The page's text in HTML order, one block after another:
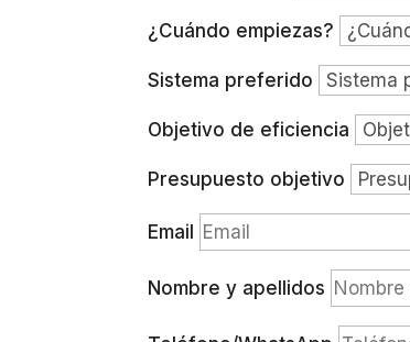
¿Cuándo empiezas?
Sistema preferido
Objetivo de eficiencia
Presupuesto objetivo
Email
Nombre y apellidos